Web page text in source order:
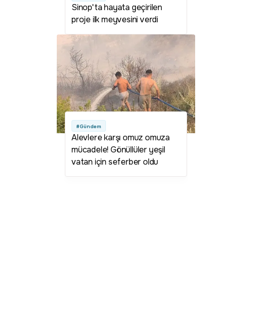
Sinop'ta hayata geçirilen
proje ilk meyvesini verdi
#Gündem
Alevlere karşı omuz omuza
mücadele! Gönüllüler yeşil
vatan için seferber oldu